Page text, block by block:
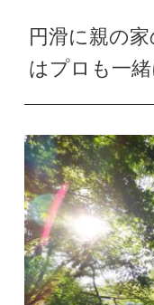
円滑に親の
はプロも一緒